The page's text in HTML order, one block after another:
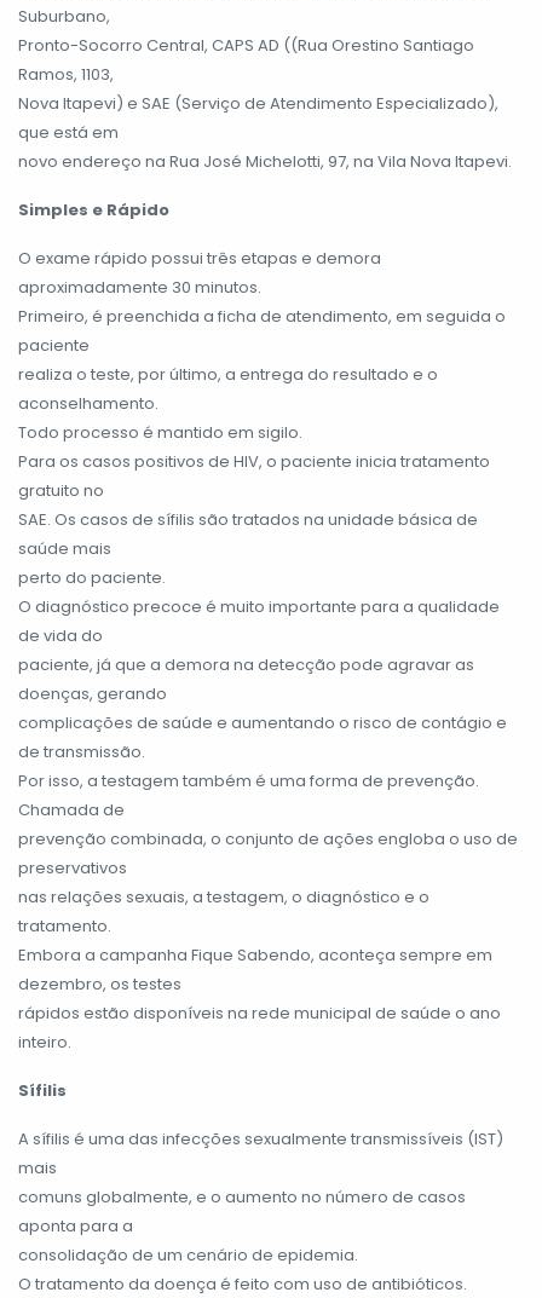
Suburbano,
Pronto-Socorro Central, CAPS AD ((Rua Orestino Santiago
Ramos, 1103,
Nova Itapevi) e SAE (Serviço de Atendimento Especializado),
que está em
novo endereço na Rua José Michelotti, 97, na Vila Nova Itapevi.
Simples e Rápido
O exame rápido possui três etapas e demora
aproximadamente 30 minutos.
Primeiro, é preenchida a ficha de atendimento, em seguida o
paciente
realiza o teste, por último, a entrega do resultado e o
aconselhamento.
Todo processo é mantido em sigilo.
Para os casos positivos de HIV, o paciente inicia tratamento
gratuito no
SAE. Os casos de sífilis são tratados na unidade básica de
saúde mais
perto do paciente.
O diagnóstico precoce é muito importante para a qualidade
de vida do
paciente, já que a demora na detecção pode agravar as
doenças, gerando
complicações de saúde e aumentando o risco de contágio e
de transmissão.
Por isso, a testagem também é uma forma de prevenção.
Chamada de
prevenção combinada, o conjunto de ações engloba o uso de
preservativos
nas relações sexuais, a testagem, o diagnóstico e o
tratamento.
Embora a campanha Fique Sabendo, aconteça sempre em
dezembro, os testes
rápidos estão disponíveis na rede municipal de saúde o ano
inteiro.
Sífilis
A sífilis é uma das infecções sexualmente transmissíveis (IST)
mais
comuns globalmente, e o aumento no número de casos
aponta para a
consolidação de um cenário de epidemia.
O tratamento da doença é feito com uso de antibióticos.